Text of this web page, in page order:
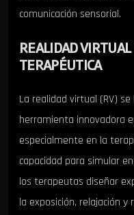
comunicación sensorial.
REALIDAD
TERAPÉUTICA
La realidad virtual (RV)
herramienta innovadora
especialmente en la
capacidad para simular
los terapeutas diseñar
la exposición, relajación